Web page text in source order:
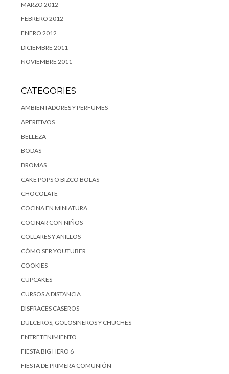
MARZO 2012
FEBRERO 2012
ENERO 2012
DICIEMBRE 2011
NOVIEMBRE 2011
CATEGORIES
AMBIENTADORES Y PERFUMES
APERITIVOS
BELLEZA
BODAS
BROMAS
CAKE POPS O BIZCO BOLAS
CHOCOLATE
COCINA EN MINIATURA
COCINAR CON NIÑOS
COLLARES Y ANILLOS
CÓMO SER YOUTUBER
COOKIES
CUPCAKES
CURSOS A DISTANCIA
DISFRACES CASEROS
DULCEROS, GOLOSINEROS Y CHUCHES
ENTRETENIMIENTO
FIESTA BIG HERO 6
FIESTA DE PRIMERA COMUNIÓN